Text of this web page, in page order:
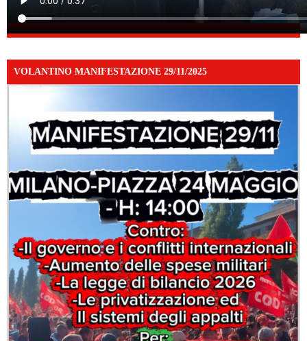
VOLANTINO MANIFESTAZIONE 29/11/2025